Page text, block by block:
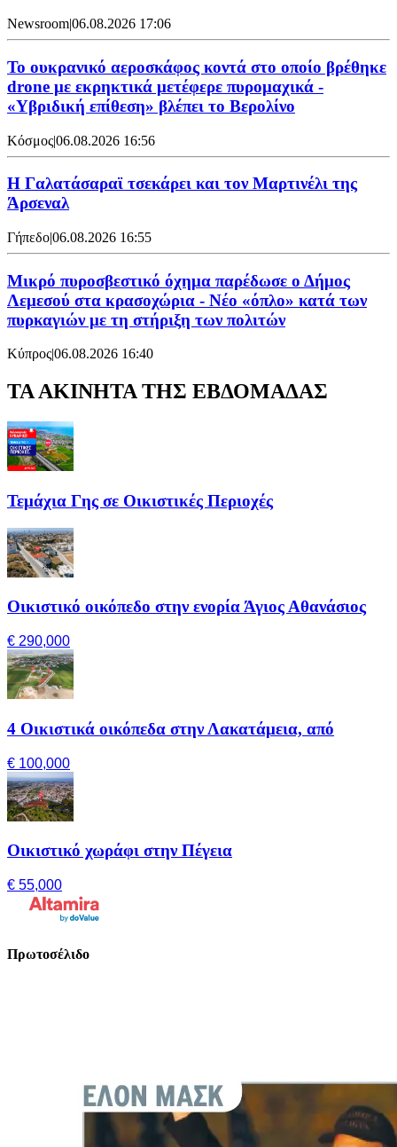
Newsroom|06.08.2026 17:06
Το ουκρανικό αεροσκάφος κοντά στο οποίο βρέθηκε
drone με εκρηκτικά μετέφερε πυρομαχικά -
«Υβριδική επίθεση» βλέπει το Βερολίνο
Κόσμος|06.08.2026 16:56
H Γαλατάσαραϊ τσεκάρει και τον Μαρτινέλι της
Άρσεναλ
Γήπεδο|06.08.2026 16:55
Μικρό πυροσβεστικό όχημα παρέδωσε ο Δήμος
Λεμεσού στα κρασοχώρια - Νέο «όπλο» κατά των
πυρκαγιών με τη στήριξη των πολιτών
Κύπρος|06.08.2026 16:40
ΤΑ ΑΚΙΝΗΤΑ ΤΗΣ ΕΒΔΟΜΑΔΑΣ
Τεμάχια Γης σε Οικιστικές Περιοχές
Οικιστικό οικόπεδο στην ενορία Άγιος Αθανάσιος
€ 290,000
4 Οικιστικά οικόπεδα στην Λακατάμεια, από
€ 100,000
Οικιστικό χωράφι στην Πέγεια
€ 55,000
Πρωτοσέλιδο